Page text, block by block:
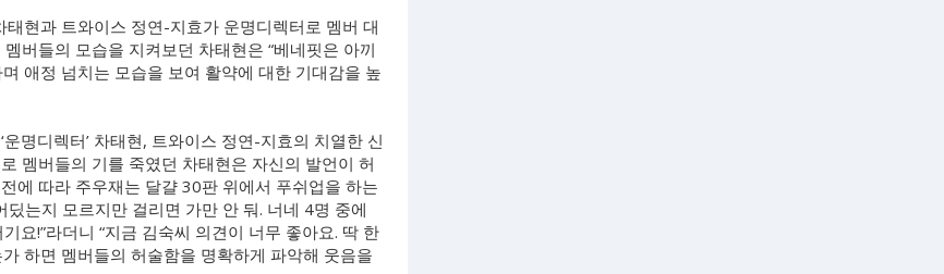
태현과 트와이스 정연-지효가 운명디렉터로 멤버 대
버들의 모습을 지켜보던 차태현은 “베네핏은 아끼
애정 넘치는 모습을 보여 활약에 대한 기대감을 높
명디렉터’ 차태현, 트와이스 정연-지효의 치열한 신
멤버들의 기를 죽였던 차태현은 자신의 발언이 허
에 따라 주우재는 달걀 30판 위에서 푸쉬업을 하는
는지 모르지만 걸리면 가만 안 둬. 너네 4명 중에
요!”라더니 “지금 김숙씨 의견이 너무 좋아요. 딱 한
하면 멤버들의 허술함을 명확하게 파악해 웃음을